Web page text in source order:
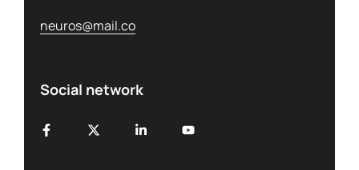
neuros@mail.co
Social network